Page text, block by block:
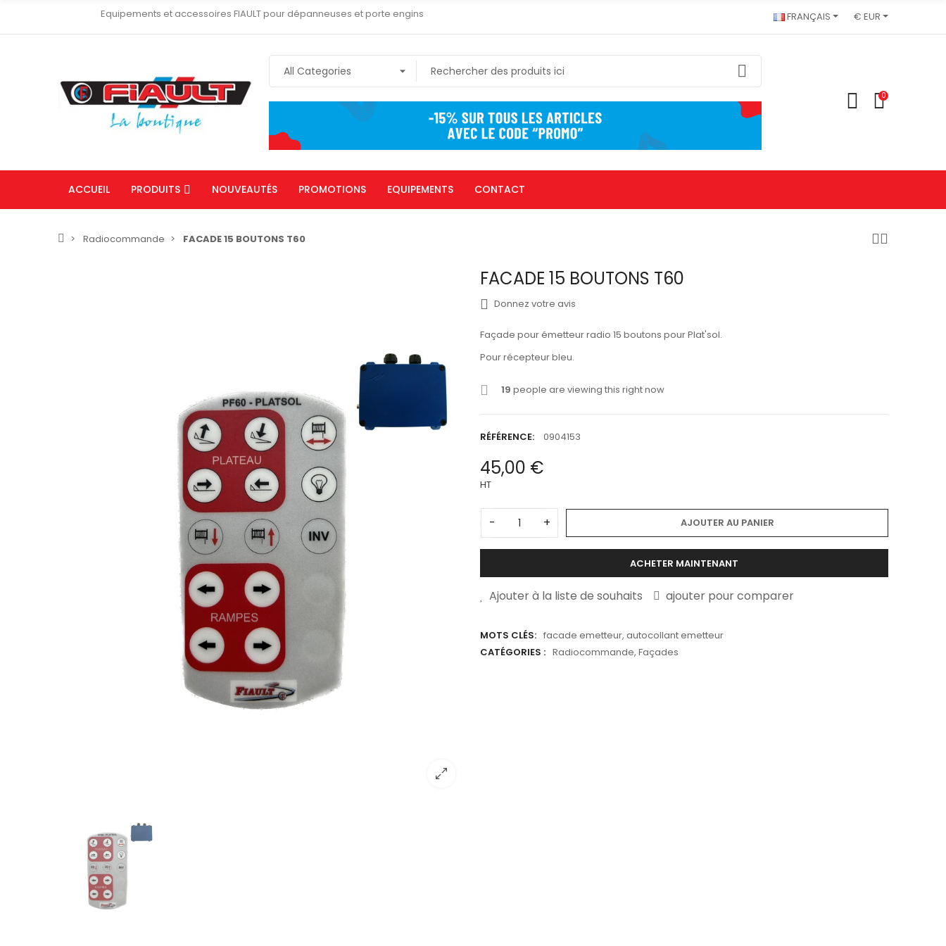
Equipements et accessoires FIAULT pour dépanneuses et porte engins FRANÇAIS € EUR
0
ACCUEIL PRODUITS NOUVEAUTÉS PROMOTIONS EQUIPEMENTS CONTACT
Radiocommande FACADE 15 BOUTONS T60
FACADE 15 BOUTONS T60
Donnez votre avis
Façade pour émetteur radio 15 boutons pour Plat'sol.
Pour récepteur bleu.
19 people are viewing this right now
RÉFÉRENCE: 0904153
45,00 €
HT
- + AJOUTER AU PANIER
ACHETER MAINTENANT
Ajouter à la liste de souhaits ajouter pour comparer
MOTS CLÉS: facade emetteur, autocollant emetteur
CATÉGORIES : Radiocommande, Façades